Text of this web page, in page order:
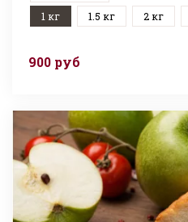
1 кг
1.5 кг 2 кг
900 руб